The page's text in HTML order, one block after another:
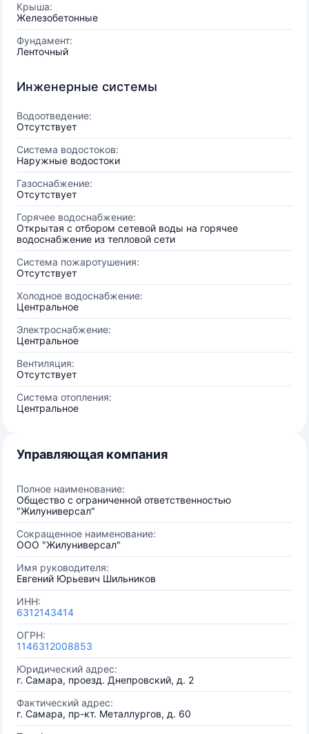
Крыша:
Железобетонные
Фундамент:
Ленточный
Инженерные системы
Водоотведение:
Отсутствует
Система водостоков:
Наружные водостоки
Газоснабжение:
Отсутствует
Горячее водоснабжение:
Открытая с отбором сетевой воды на горячее
водоснабжение из тепловой сети
Система пожаротушения:
Отсутствует
Холодное водоснабжение:
Центральное
Электроснабжение:
Центральное
Вентиляция:
Отсутствует
Система отопления:
Центральное
Управляющая компания
Полное наименование:
Общество с ограниченной ответственностью
"Жилуниверсал"
Сокращенное наименование:
ООО "Жилуниверсал"
Имя руководителя:
Евгений Юрьевич Шильников
ИНН:
6312143414
ОГРН:
1146312008853
Юридический адрес:
г. Самара, проезд. Днепровский, д. 2
Фактический адрес:
г. Самара, пр-кт. Металлургов, д. 60